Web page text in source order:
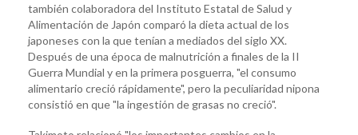
también colaboradora del Instituto Estatal de Salud y
Alimentación de Japón comparó la dieta actual de los
japoneses con la que tenían a mediados del siglo XX.
Después de una época de malnutrición a finales de la II
Guerra Mundial y en la primera posguerra, "el consumo
alimentario creció rápidamente", pero la peculiaridad nipona
consistió en que "la ingestión de grasas no creció".